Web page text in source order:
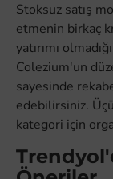
Stoksuz satış
etmenin birkaç
yatırımı
Colezium'un
sayesinde
edebilirsiniz.
kategori için